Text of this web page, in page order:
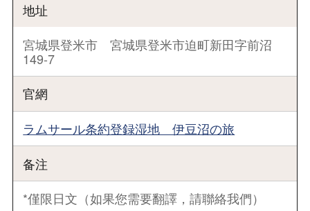
地址
宮城県登米市 宮城県登米市迫町新田字前沼
149-7
官網
ラムサール条約登録湿地 伊豆沼の旅
备注
*僅限日文（如果您需要翻譯，請聯絡我們）